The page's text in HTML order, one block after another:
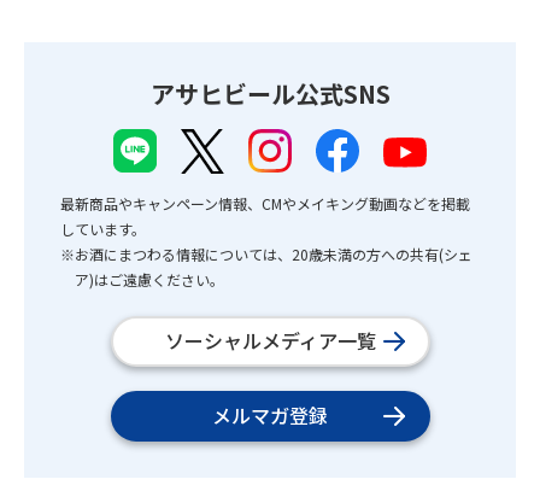
アサヒビール公式SNS
最新商品やキャンペーン情報、CMやメイキング動画などを掲載
しています。
※お酒にまつわる情報については、20歳未満の方への共有(シェ
ア)はご遠慮ください。
ソーシャルメディア一覧
メルマガ登録